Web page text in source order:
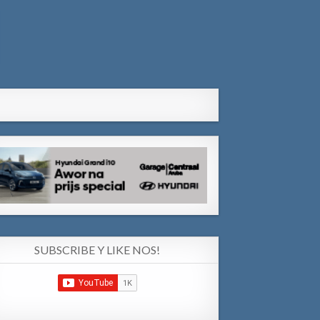
SUBSCRIBE Y LIKE NOS!